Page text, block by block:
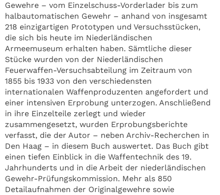
Gewehre – vom Einzelschuss-Vorderlader bis zum
halbautomatischen Gewehr – anhand von insgesamt
218 einzigartigen Prototypen und Versuchsstücken,
die sich bis heute im Niederländischen
Armeemuseum erhalten haben. Sämtliche dieser
Stücke wurden von der Niederländischen
Feuerwaffen-Versuchsabteilung im Zeitraum von
1855 bis 1933 von den verschiedensten
internationalen Waffenproduzenten angefordert und
einer intensiven Erprobung unterzogen. Anschließend
in ihre Einzelteile zerlegt und wieder
zusammengesetzt, wurden Erprobungsberichte
verfasst, die der Autor – neben Archiv-Recherchen in
Den Haag – in diesem Buch auswertet. Das Buch gibt
einen tiefen Einblick in die Waffentechnik des 19.
Jahrhunderts und in die Arbeit der niederländischen
Gewehr-Prüfungskommission. Mehr als 850
Detailaufnahmen der Originalgewehre sowie